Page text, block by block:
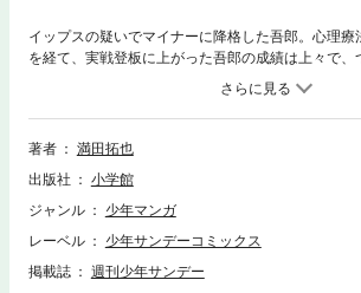
イップスの疑いでマイナーに降格した吾郎。心理
を経て、実戦登板に上がった吾郎の成績は上々で、
の試合の結果次第で再昇格との声がかかるが…！？
著者
満田拓也
出版社
小学館
ジャンル
少年マンガ
レーベル
少年サンデーコミックス
掲載誌
週刊少年サンデー